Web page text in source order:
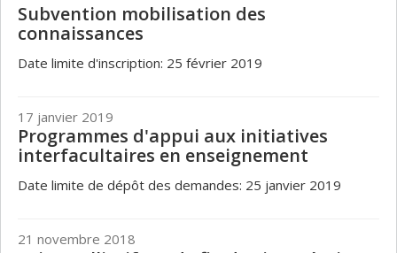
Subvention mobilisation des
connaissances
Date limite d'inscription: 25 février 2019
17 janvier 2019
Programmes d'appui aux initiatives
interfacultaires en enseignement
Date limite de dépôt des demandes: 25 janvier 2019
21 novembre 2018